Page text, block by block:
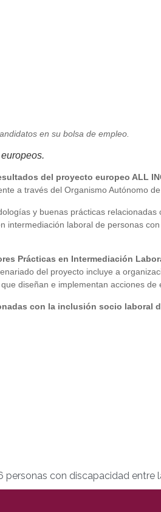
en su bolsa de empleo.
del proyecto europeo ALL
a través del Organismo Autónomo
y buenas prácticas
laboral de personas
Prácticas en Intermediación
del proyecto incluye a
diseñan e implementan acciones de
con la inclusión socio laboral